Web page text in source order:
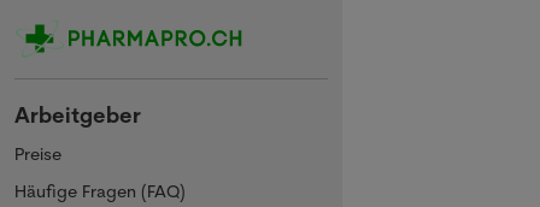
Arbeitgeber
Preise
Häufige Fragen (FAQ)